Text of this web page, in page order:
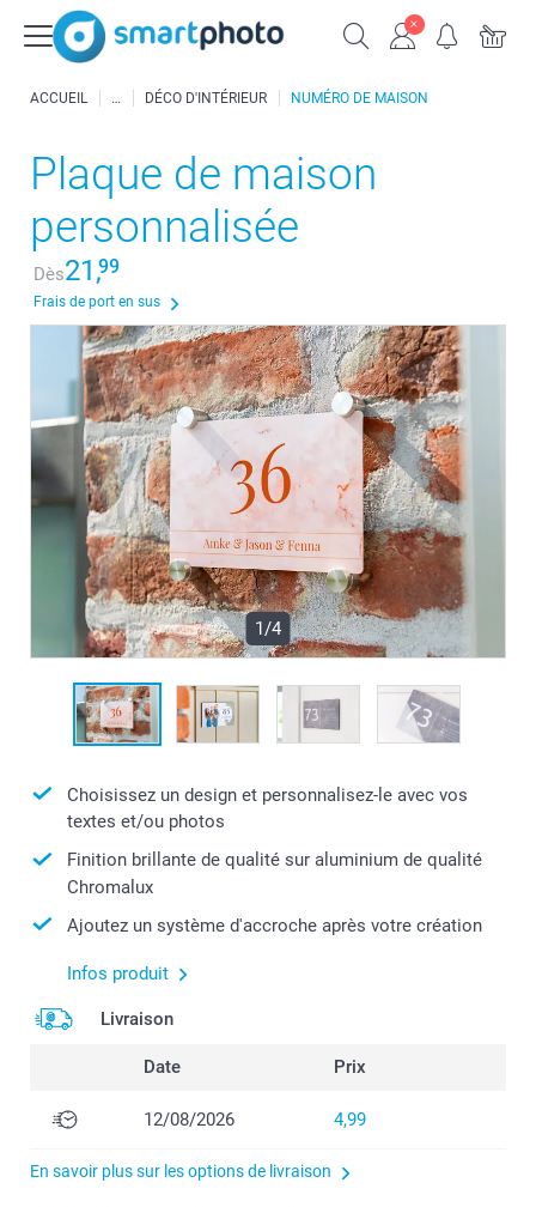
ACCUEIL DÉCO D'INTÉRIEUR NUMÉRO DE MAISON
Plaque de maison
personnalisée
Dès21,99
Frais de port en sus
1/4
Choisissez un design et personnalisez-le avec vos
textes et/ou photos
Finition brillante de qualité sur aluminium de qualité
Chromalux
Ajoutez un système d'accroche après votre création
Infos produit
Livraison
Date Prix
12/08/2026 4,99
En savoir plus sur les options de livraison